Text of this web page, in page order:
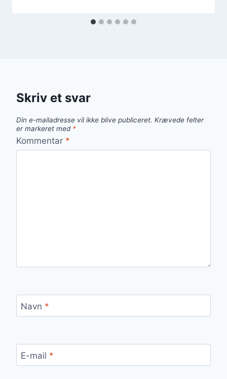
Skriv et svar
Din e-mailadresse vil ikke blive publiceret. Krævede felter
er markeret med *
Kommentar *
Navn *
E-mail *